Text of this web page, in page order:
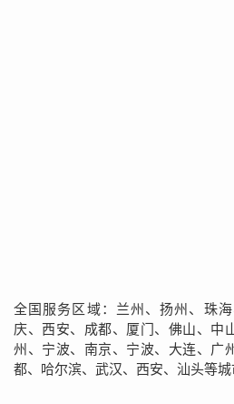
全国服务区域：兰州、扬州、珠
庆、西安、成都、厦门、佛山、中
州、宁波、南京、宁波、大连、广
都、哈尔滨、武汉、西安、汕头等城